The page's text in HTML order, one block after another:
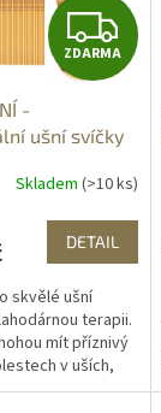
Z
D
A
R
M
A
ZDARMA
-
ušní svíčky
Skladem (>10 ks)
DETAIL
skvělé ušní
terapii.
mít příznivý
v uších,
v uchu, pískání v